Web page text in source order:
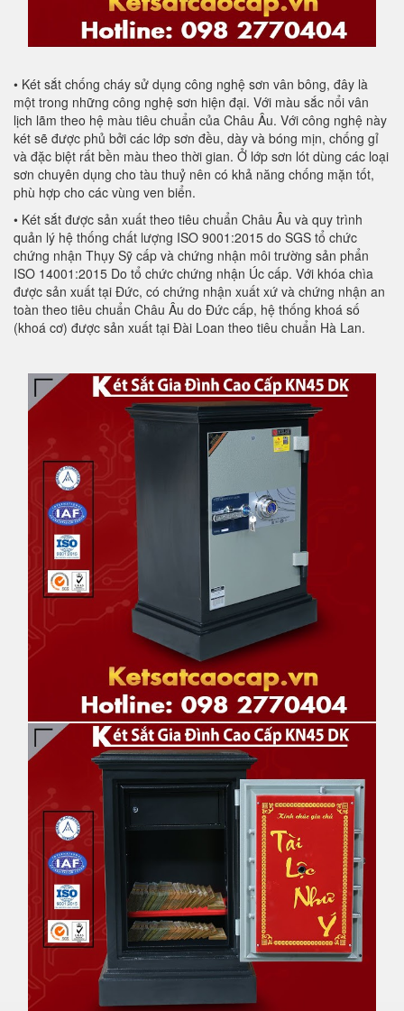
• Két sắt chống cháy sử dụng công nghệ sơn vân bông, đây là
một trong những công nghệ sơn hiện đại. Với màu sắc nổi vân
lịch lãm theo hệ màu tiêu chuẩn của Châu Âu. Với công nghệ này
két sẽ được phủ bởi các lớp sơn đều, dày và bóng mịn, chống gỉ
và đặc biệt rất bền màu theo thời gian. Ở lớp sơn lót dùng các loại
sơn chuyên dụng cho tàu thuỷ nên có khả năng chống mặn tốt,
phù hợp cho các vùng ven biển.
• Két sắt được sản xuất theo tiêu chuẩn Châu Âu và quy trình
quản lý hệ thống chất lượng ISO 9001:2015 do SGS tổ chức
chứng nhận Thụy Sỹ cấp và chứng nhận môi trường sản phẩn
ISO 14001:2015 Do tổ chức chứng nhận Úc cấp. Với khóa chìa
được sản xuất tại Đức, có chứng nhận xuất xứ và chứng nhận an
toàn theo tiêu chuẩn Châu Âu do Đức cấp, hệ thống khoá số
(khoá cơ) được sản xuất tại Đài Loan theo tiêu chuẩn Hà Lan.